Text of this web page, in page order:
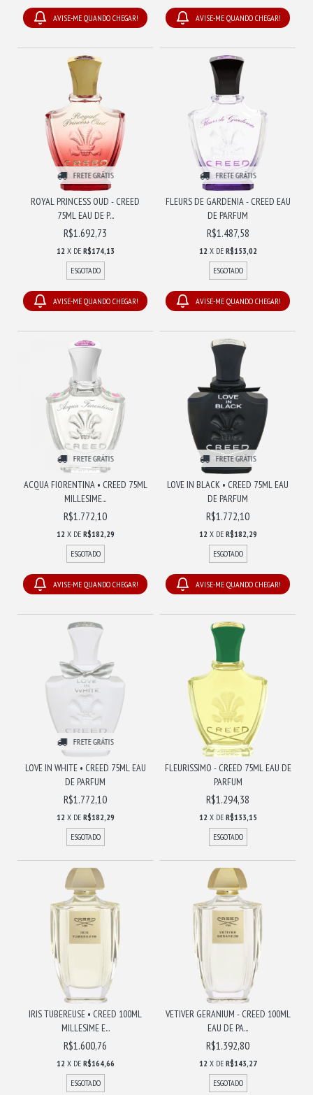
AVISE-ME QUANDO CHEGAR! AVISE-ME QUANDO CHEGAR!
FRETE GRÁTIS
ROYAL PRINCESS OUD - CREED
75ML EAU DE P...
R$1.692,73
12 X DE R$174,13
ESGOTADO
AVISE-ME QUANDO CHEGAR!
FRETE GRÁTIS
FLEURS DE GARDENIA - CREED EAU
DE PARFUM
R$1.487,58
12 X DE R$153,02
ESGOTADO
AVISE-ME QUANDO CHEGAR!
FRETE GRÁTIS
ACQUA FIORENTINA • CREED 75ML
MILLESIME...
R$1.772,10
12 X DE R$182,29
ESGOTADO
AVISE-ME QUANDO CHEGAR!
FRETE GRÁTIS
LOVE IN BLACK • CREED 75ML EAU
DE PARFUM
R$1.772,10
12 X DE R$182,29
ESGOTADO
AVISE-ME QUANDO CHEGAR!
FRETE GRÁTIS
LOVE IN WHITE • CREED 75ML EAU
DE PARFUM
R$1.772,10
12 X DE R$182,29
ESGOTADO
FLEURISSIMO - CREED 75ML EAU DE
PARFUM
R$1.294,38
12 X DE R$133,15
ESGOTADO
IRIS TUBEREUSE • CREED 100ML
MILLESIME E...
R$1.600,76
12 X DE R$164,66
ESGOTADO
VETIVER GERANIUM - CREED 100ML
EAU DE PA...
R$1.392,80
12 X DE R$143,27
ESGOTADO